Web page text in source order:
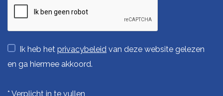
Ik heb het privacybeleid van deze website gelezen
en ga hiermee akkoord.
* Verplicht in te vullen